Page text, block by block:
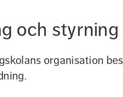
och styrning
organisation